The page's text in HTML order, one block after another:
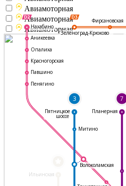
Ильинская
3 7
Фирсановская
Волоколамская
Митино
Нахабино
Аникеевка
Опалиха
Красногорская
Павшино
Пенягино
Пятницкое
шоссе
Планерная
Зеленоград-Крюково
Авиамоторная
Авиамоторная
Авиамоторная